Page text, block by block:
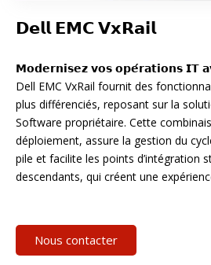
𝗗𝗲𝗹𝗹 𝗘𝗠𝗖 𝗩𝘅𝗥𝗮𝗶𝗹
𝗠𝗼𝗱𝗲𝗿𝗻𝗶𝘀𝗲𝘇 𝘃𝗼𝘀 𝗼𝗽𝗲́𝗿𝗮𝘁𝗶𝗼𝗻𝘀 𝗜𝗧
Dell EMC VxRail fournit des
plus différenciés, reposant sur la
Software propriétaire. Cette
déploiement, assure la gestion du
pile et facilite les points d’intégration
descendants, qui créent une
Nous contacter